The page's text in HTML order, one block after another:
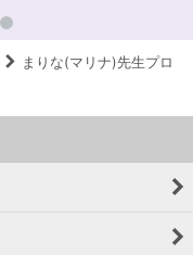
まりな(マリナ)先生プロ